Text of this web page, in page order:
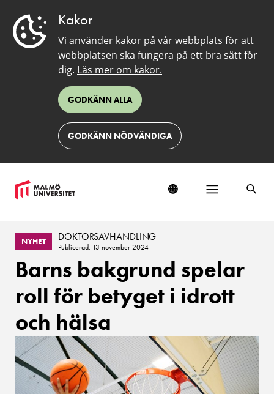
Kakor
Vi använder kakor på vår webbplats för att
webbplatsen ska fungera på ett bra sätt för
dig. Läs mer om kakor.
GODKÄNN ALLA
GODKÄNN NÖDVÄNDIGA
NYHET DOKTORSAVHANDLING
Publicerad: 13 november 2024
Barns bakgrund spelar
roll för betyget i idrott
och hälsa